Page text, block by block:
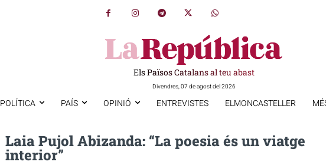
Els Països Catalans al teu abast
Divendres, 07 de agost del 2026
POLÍTICA PAÍS OPINIÓ ENTREVISTES ELMONCASTELLER
Laia Pujol Abizanda: “La poesia és un viatge
interior”